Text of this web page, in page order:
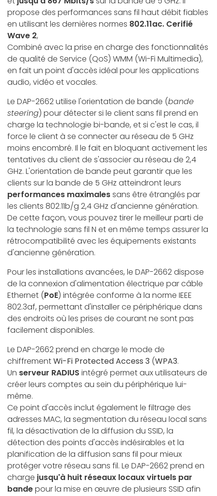
propose des performances sans fil haut débit fiables
en utilisant les dernières normes 802.11ac. Cerifié
Wave 2,
Combiné avec la prise en charge des fonctionnalités
de qualité de Service (QoS) WMM (Wi-Fi Multimedia),
en fait un point d'accès idéal pour les applications
audio, vidéo et vocales.
Le DAP-2662 utilise l'orientation de bande (bande
steering) pour détecter si le client sans fil prend en
charge la technologie bi-bande, et si c'est le cas, il
force le client à se connecter au réseau de 5 GHz
moins encombré. Il le fait en bloquant activement les
tentatives du client de s'associer au réseau de 2,4
GHz. L'orientation de bande peut garantir que les
clients sur la bande de 5 GHz atteindront leurs
performances maximalessans être étranglés par
les clients 802.11b/g 2,4 GHz d'ancienne génération.
De cette façon, vous pouvez tirer le meilleur parti de
la technologie sans fil N et en même temps assurer la
rétrocompatibilité avec les équipements existants
d'ancienne génération.
Pour les installations avancées, le DAP-2662 dispose
de la connexion d'alimentation électrique par câble
Ethernet (PoE) intégrée conforme à la norme IEEE
802.3af, permettant d'installer ce périphérique dans
des endroits où les prises de courant ne sont pas
facilement disponibles.
Le DAP-2662 prend en charge le mode de
chiffrementWi-Fi Protected Access 3 (WPA3.
Un serveur RADIUS intégré permet aux utilisateurs de
créer leurs comptes au sein du périphérique lui-
même.
Ce point d'accès inclut également le filtrage des
adresses MAC, la segmentation du réseau local sans
fil, la désactivation de la diffusion du SSID, la
détection des points d'accès indésirables et la
planification de la diffusion sans fil pour mieux
protéger votre réseau sans fil. Le DAP-2662 prend en
charge jusqu'à huit réseaux locaux virtuels par
bandepour la mise en œuvre de plusieurs SSID afin